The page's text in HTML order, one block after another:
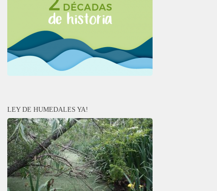
LEY DE HUMEDALES YA!